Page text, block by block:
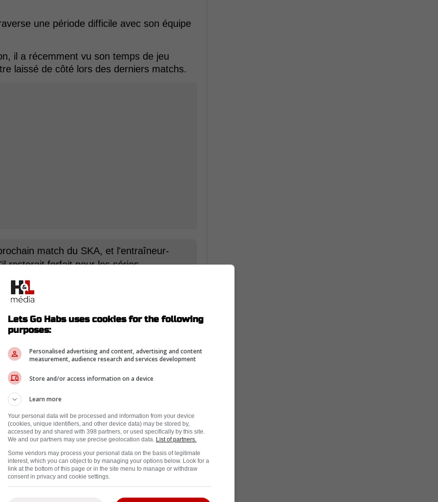
une période difficile avec son équipe
il a récemment vu son temps de jeu
laissé de côté lors des derniers matchs.
match du SKA, et l'entraîneur-
resterait forfait pour les séries
»
Twitter ...
réelles intentions du SKA Saint-
Lets Go Habs uses cookies for the following
purposes:
Personalised advertising and content, advertising and content
measurement, audience research and services development
Store and/or access information on a device
Learn more
Your personal data will be processed and information from your device
(cookies, unique identifiers, and other device data) may be stored by,
accessed by and shared with 398 partners, or used specifically by this site.
We and our partners may use precise geolocation data. List of partners.
Some vendors may process your personal data on the basis of legitimate
interest, which you can object to by managing your options below. Look for a
link at the bottom of this page or in the site menu to manage or withdraw
consent in privacy and cookie settings.